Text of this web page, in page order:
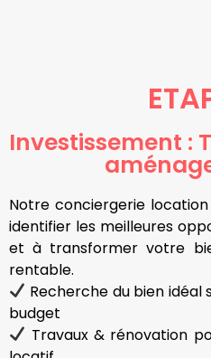
Investissement :
Notre conciergerie
identifier les meilleures
et à transformer votre
rentable.
Recherche du bien
budget
Travaux & rénovation